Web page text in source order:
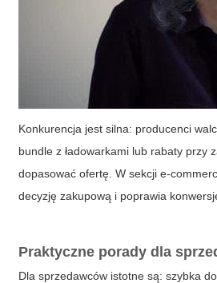
Konkurencja jest silna: producenci
bundle z ładowarkami lub rabaty
dopasować ofertę. W sekcji e-
decyzję zakupową i poprawia
Praktyczne porady dla
Dla sprzedawców istotne są: szybka